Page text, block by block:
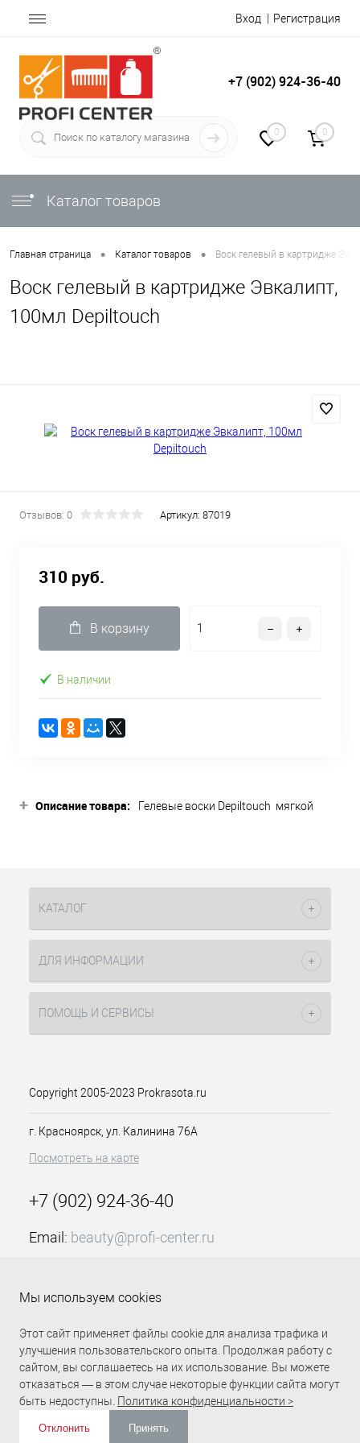
Вход Регистрация
+7 (902) 924-36-40
0 0
Каталог товаров
Главная страница • Каталог товаров • Воск гелевый в картридже
Воск гелевый в картридже Эвкалипт,
100мл Depiltouch
Отзывов: 0 Артикул: 87019
310 руб.
В корзину
В наличии
+ Описание товара:
Гелевые воски Depiltouch мягкой
положительно влияющими на кожу.
ложится тонким слоем на кожу.
Эффективно удаляют все виды волос.
КАТАЛОГ
ДЛЯ ИНФОРМАЦИИ
ПОМОЩЬ И СЕРВИСЫ
Copyright 2005-2023 Prokrasota.ru
г. Красноярск, ул. Калинина 76А
Посмотреть на карте
+7 (902) 924-36-40
Email: beauty@profi-center.ru
Прямая связь Profi Center
Мы используем cookies
Этот сайт применяет файлы cookie для анализа трафика и
улучшения пользовательского опыта. Продолжая работу с
сайтом, вы соглашаетесь на их использование. Вы можете
отказаться — в этом случае некоторые функции сайта могут
быть недоступны. Политика конфиденциальности >
Отклонить Принять